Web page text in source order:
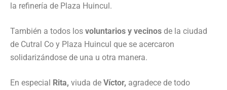
la refinería de Plaza Huincul.
También a todos los voluntarios y vecinos de la ciudad
de Cutral Co y Plaza Huincul que se acercaron
solidarizándose de una u otra manera.
En especial Rita, viuda de Víctor, agradece de todo